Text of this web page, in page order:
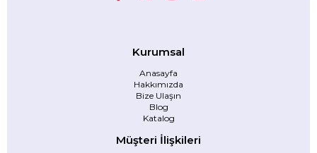
Kurumsal
Anasayfa
Hakkımızda
Bize Ulaşın
Blog
Katalog
Müşteri İlişkileri